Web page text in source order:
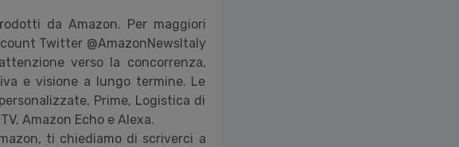
da Amazon. Per maggiori
Twitter @AmazonNewsItaly
verso la concorrenza,
e visione a lungo termine. Le
Prime, Logistica di
Amazon Echo e Alexa.
ti chiediamo di scriverci a